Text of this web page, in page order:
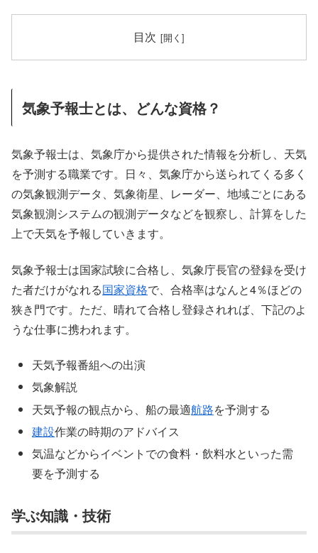
目次
気象予報士とは、どんな資格？
気象予報士は、気象庁から提供された情報を分析し、天気
を予測する職業です。日々、気象庁から送られてくる多く
の気象観測データ、気象衛星、レーダー、地域ごとにある
気象観測システムの観測データなどを観察し、計算をした
上で天気を予報していきます。
気象予報士は国家試験に合格し、気象庁長官の登録を受け
た者だけがなれる国家資格で、合格率はなんと4％ほどの
狭き門です。ただ、晴れて合格し登録されれば、下記のよ
うな仕事に携われます。
天気予報番組への出演
気象解説
天気予報の観点から、船の最適航路を予測する
建設作業の時期のアドバイス
気温などからイベントでの食料・飲料水といった需
要を予測する
学ぶ知識・技術